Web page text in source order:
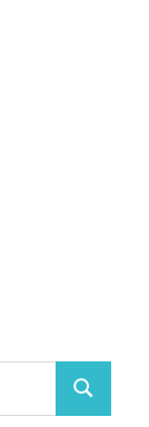
検